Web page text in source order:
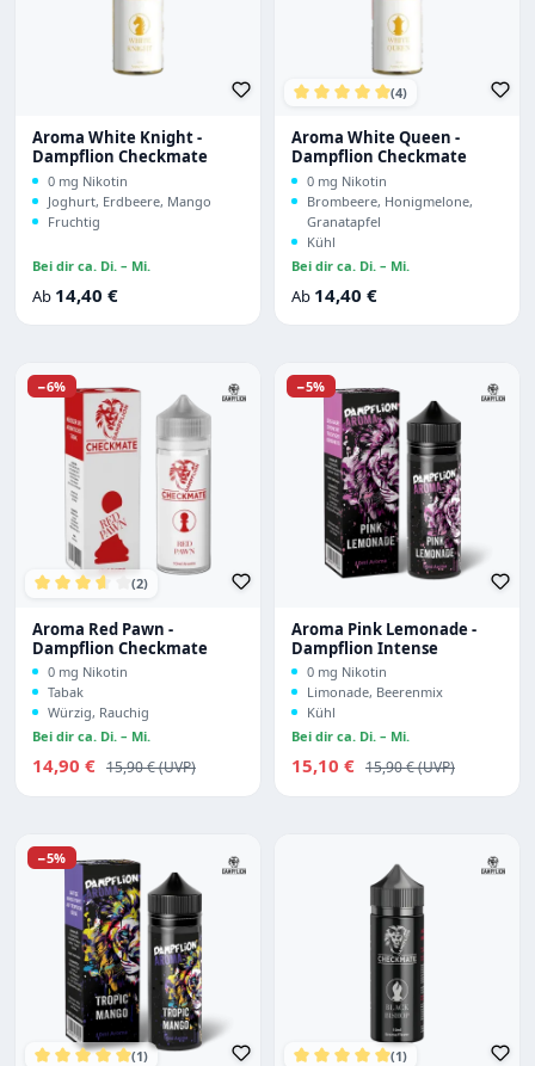
Aroma White Knight -
Dampflion Checkmate
0 mg Nikotin
Joghurt, Erdbeere, Mango
Fruchtig
Bei dir ca. Di. – Mi.
Regulärer Preis:
Ab 14,40 €
(4)
Aroma White Queen -
Dampflion Checkmate
0 mg Nikotin
Brombeere, Honigmelone,
Granatapfel
Kühl
Bei dir ca. Di. – Mi.
Regulärer Preis:
Ab 14,40 €
Rabatt
−6%
(2)
Aroma Red Pawn -
Dampflion Checkmate
0 mg Nikotin
Tabak
Würzig, Rauchig
Bei dir ca. Di. – Mi.
Verkaufspreis:
14,90 € Regulärer Preis:
15,90 €
Rabatt
−5%
Aroma Pink Lemonade -
Dampflion Intense
0 mg Nikotin
Limonade, Beerenmix
Kühl
Bei dir ca. Di. – Mi.
Verkaufspreis:
15,10 € Regulärer Preis:
15,90 €
Rabatt
−5%
(1) (1)